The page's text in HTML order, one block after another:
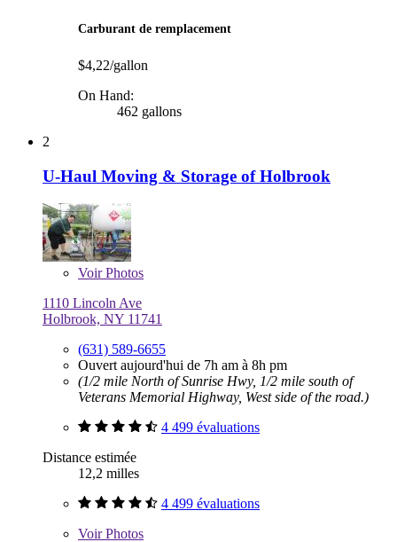
Carburant de remplacement
$4,22/gallon
On Hand:
462 gallons
2
U-Haul Moving & Storage of Holbrook
VoirPhotos
1110 Lincoln Ave
Holbrook, NY 11741
(631) 589-6655
Ouvert aujourd'hui de 7h am à 8h pm
(1/2 mile North of Sunrise Hwy, 1/2 mile south of
Veterans Memorial Highway, West side of the road.)
4 499 évaluations
Distance estimée
12,2 milles
4 499 évaluations
VoirPhotos